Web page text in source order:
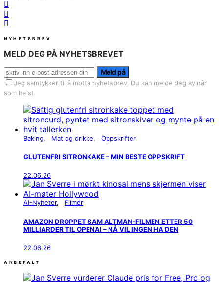
NYHETSBREV
MELD DEG PÅ NYHETSBREVET
Meld på
Jeg samtykker til å motta nyhetsbrev. Du kan melde deg av når
som helst.
Baking Mat og drikke Oppskrifter
GLUTENFRI SITRONKAKE – MIN BESTE OPPSKRIFT
22.06.26
AI-Nyheter Filmer
AMAZON DROPPET SAM ALTMAN-FILMEN ETTER 50
MILLIARDER TIL OPENAI – NÅ VIL INGEN HA DEN
22.06.26
ANBEFALT